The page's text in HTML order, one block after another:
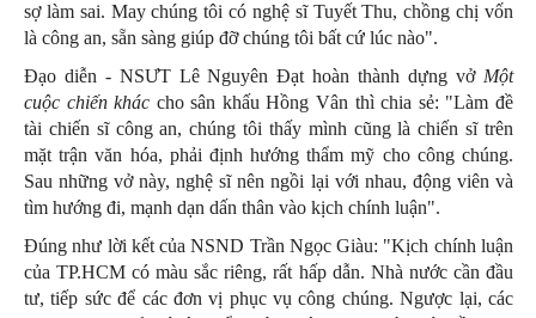
sợ làm sai. May chúng tôi có nghệ sĩ Tuyết Thu, chồng chị vốn
là công an, sẵn sàng giúp đỡ chúng tôi bất cứ lúc nào".
Đạo diễn - NSƯT Lê Nguyên Đạt hoàn thành dựng vở Một
cuộc chiến khác cho sân khấu Hồng Vân thì chia sẻ: "Làm đề
tài chiến sĩ công an, chúng tôi thấy mình cũng là chiến sĩ trên
mặt trận văn hóa, phải định hướng thẩm mỹ cho công chúng.
Sau những vở này, nghệ sĩ nên ngồi lại với nhau, động viên và
tìm hướng đi, mạnh dạn dấn thân vào kịch chính luận".
Đúng như lời kết của NSND Trần Ngọc Giàu: "Kịch chính luận
của TP.HCM có màu sắc riêng, rất hấp dẫn. Nhà nước cần đầu
tư, tiếp sức để các đơn vị phục vụ công chúng. Ngược lại, các